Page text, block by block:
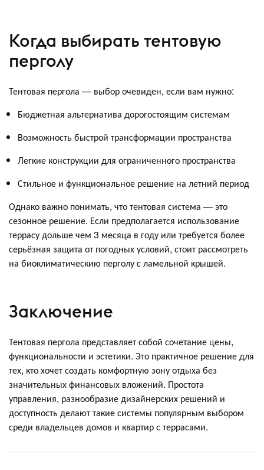
Когда выбирать тентовую
перголу
Тентовая пергола — выбор очевиден, если вам нужно:
Бюджетная альтернатива дорогостоящим системам
Возможность быстрой трансформации пространства
Легкие конструкции для ограниченного пространства
Стильное и функциональное решение на летний период
Однако важно понимать, что тентовая система — это
сезонное решение. Если предполагается использование
террасу дольше чем 3 месяца в году или требуется более
серьёзная защита от погодных условий, стоит рассмотреть
на биоклиматическию перголу с ламельной крышей.
Заключение
Тентовая пергола представляет собой сочетание цены,
функциональности и эстетики. Это практичное решение для
тех, кто хочет создать комфортную зону отдыха без
значительных финансовых вложений. Простота
управления, разнообразие дизайнерских решений и
доступность делают такие системы популярным выбором
среди владельцев домов и квартир с террасами.